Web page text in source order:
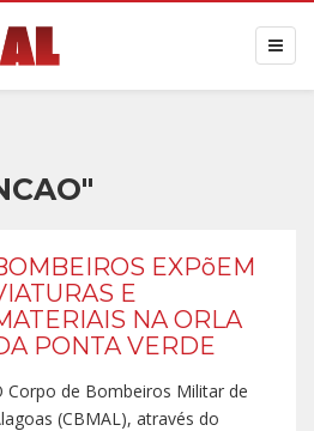
EXPõEM
E
NA ORLA
PONTA VERDE
Corpo de Bombeiros Militar de
(CBMAL), através do